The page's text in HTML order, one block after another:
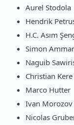
Aurel Stodola
Hendrik
H.C. Asım
Simon
Naguib
Christian Kere
Marco Hutter
Ivan Morozov
Nicolas